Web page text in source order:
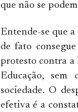
que não se
Entende-se que
de fato
protesto contra a
Educação,
sociedade. O
efetiva é a